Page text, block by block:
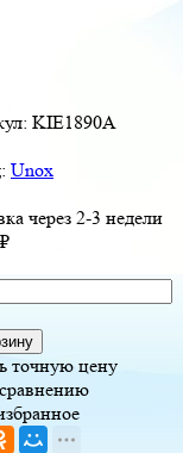
KIE1890A
Unox
через 2-3 недели
₽
точную цену